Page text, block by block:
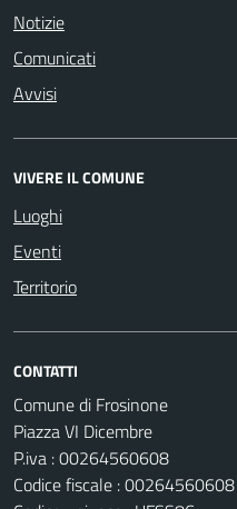
Notizie
Comunicati
Avvisi
VIVERE IL COMUNE
Luoghi
Eventi
Territorio
CONTATTI
Comune di Frosinone
Piazza VI Dicembre
P.iva : 00264560608
Codice fiscale : 00264560608